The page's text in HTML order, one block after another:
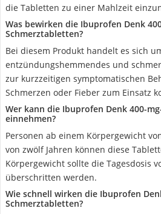
die Tabletten zu einer Mahlzeit
Was bewirken die Ibuprofen Denk
Schmerztabletten?
Bei diesem Produkt handelt es sich
entzündungshemmendes und
zur kurzzeitigen symptomatischen
Schmerzen oder Fieber zum Einsatz
Wer kann die Ibuprofen Denk 400-
einnehmen?
Personen ab einem Körpergewicht
von zwölf Jahren können diese
Körpergewicht sollte die Tagesdosis
überschritten werden.
Wie schnell wirken die Ibuprofen
Schmerztabletten?